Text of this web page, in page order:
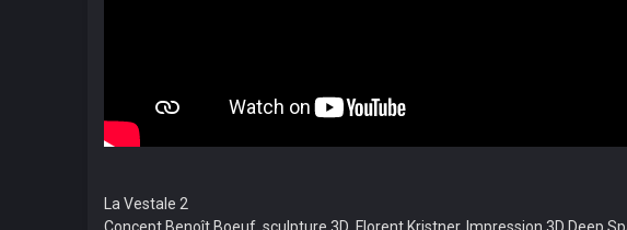
La Vestale 2